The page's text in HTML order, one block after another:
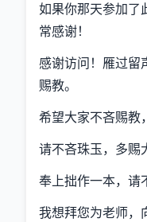
如果你那天参加了
常感谢！
感谢访问！雁过留
赐教。
希望大家不吝赐教
请不吝珠玉，多赐
奉上拙作一本，请
我想拜您为老师，